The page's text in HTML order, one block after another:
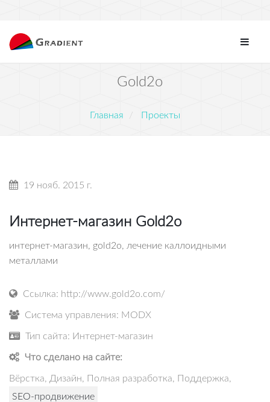
Gold2o
Главная Проекты
19 нояб. 2015 г.
Интернет-магазин Gold2o
интернет-магазин, gold2o, лечение каллоидными
металлами
Ссылка: http://www.gold2o.com/
Система управления: MODX
Тип сайта: Интернет-магазин
Что сделано на сайте:
Вёрстка, Дизайн, Полная разработка, Поддержка,
SEO-продвижение